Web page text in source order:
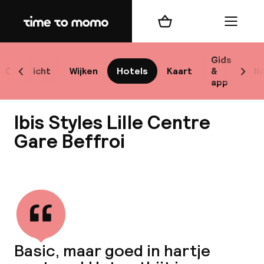
Home
Overzicht Wijken Hotels Kaart
Gids
&
app
Scroll naar links
Winkelmand Menu
Ibis Styles Lille Centre
Gare Beffroi
Basic, maar goed in hartje